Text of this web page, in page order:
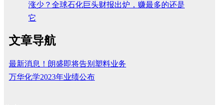
涨少？全球石化巨头财报出炉，赚最多的还是
它
文章导航
最新消息！朗盛即将告别塑料业务
万华化学2023年业绩公布